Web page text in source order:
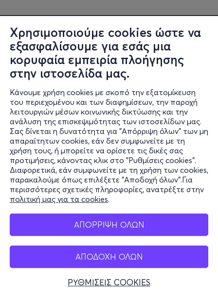
Χρησιμοποιούμε cookies ώστε να
εξασφαλίσουμε για εσάς μια
κορυφαία εμπειρία πλοήγησης
στην ιστοσελίδα μας.
Κάνουμε χρήση cookies με σκοπό την εξατομίκευση
του περιεχομένου και των διαφημίσεων, την παροχή
λειτουργιών μέσων κοινωνικής δικτύωσης και την
ανάλυση της επισκεψιμότητας των ιστοσελίδων μας.
Σας δίνεται η δυνατότητα για "Απόρριψη όλων" των μη
απαραίτητων cookies, εάν δεν συμφωνείτε με τη
χρήση τους, ή μπορείτε να ορίσετε τις δικές σας
προτιμήσεις, κάνοντας κλικ στο "Ρυθμίσεις cookies".
Διαφορετικά, εάν συμφωνείτε με τη χρήση των cookies,
παρακαλούμε όπως επιλέξετε "Αποδοχή όλων".Για
περισσότερες σχετικές πληροφορίες, ανατρέξτε στην
πολιτική μας για τα cookies.
ΑΠΟΡΡΙΨΗ ΟΛΩΝ
ΑΠΟΔΟΧΗ ΟΛΩΝ
ΡΥΘΜΙΣΕΙΣ COOKIES